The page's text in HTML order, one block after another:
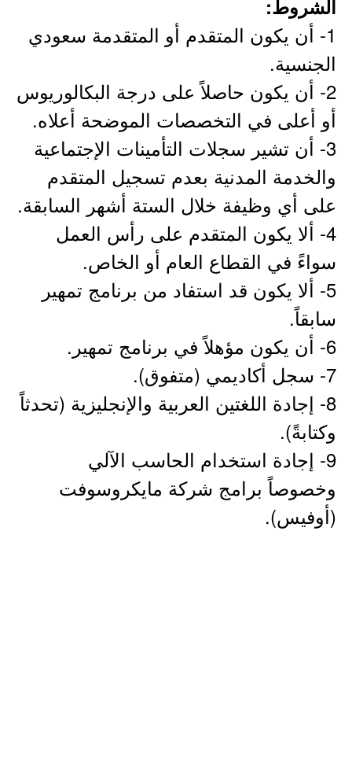
الشروط:
1- أن يكون المتقدم أو المتقدمة سعودي
الجنسية.
2- أن يكون حاصلاً على درجة البكالوريوس
أو أعلى في التخصصات الموضحة أعلاه.
3- أن تشير سجلات التأمينات الإجتماعية
والخدمة المدنية بعدم تسجيل المتقدم
على أي وظيفة خلال الستة أشهر السابقة.
4- ألا يكون المتقدم على رأس العمل
سواءً في القطاع العام أو الخاص.
5- ألا يكون قد استفاد من برنامج تمهير
سابقاً.
6- أن يكون مؤهلاً في برنامج تمهير.
7- سجل أكاديمي (متفوق).
8- إجادة اللغتين العربية والإنجليزية (تحدثاً
وكتابةً).
9- إجادة استخدام الحاسب الآلي
وخصوصاً برامج شركة مايكروسوفت
(أوفيس).